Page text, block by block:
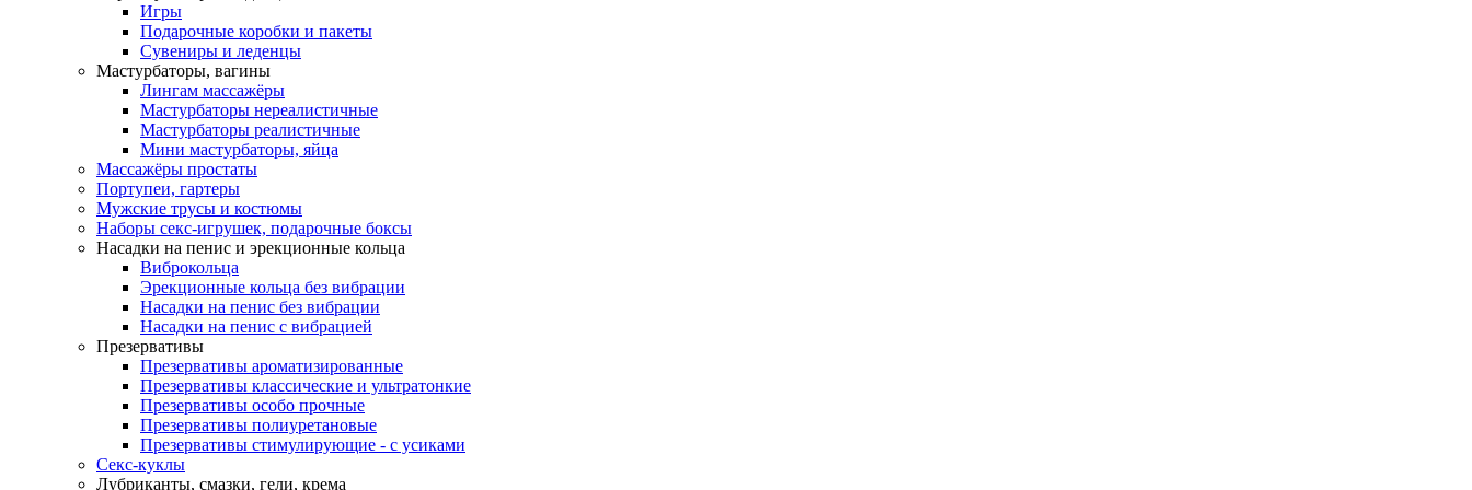
Игры
Подарочные коробки и пакеты
Сувениры и леденцы
Мастурбаторы, вагины
Лингам массажёры
Мастурбаторы нереалистичные
Мастурбаторы реалистичные
Мини мастурбаторы, яйца
Массажёры простаты
Портупеи, гартеры
Мужские трусы и костюмы
Наборы секс-игрушек, подарочные боксы
Насадки на пенис и эрекционные кольца
Виброкольца
Эрекционные кольца без вибрации
Насадки на пенис без вибрации
Насадки на пенис с вибрацией
Презервативы
Презервативы ароматизированные
Презервативы классические и ультратонкие
Презервативы особо прочные
Презервативы полиуретановые
Презервативы стимулирующие - с усиками
Секс-куклы
Лубриканты, смазки, гели, крема